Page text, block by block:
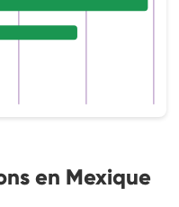
en Mexique